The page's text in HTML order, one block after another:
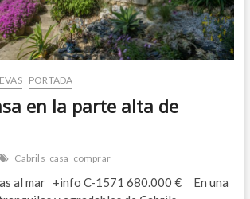
PORTADA
en la parte alta de
Cabrils casa comprar
al mar +info C-1571 680.000 € En una